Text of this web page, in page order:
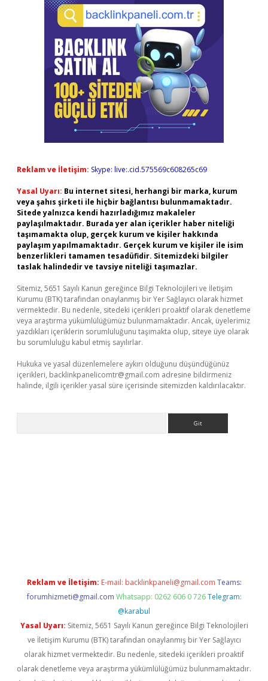
Reklam ve İletişim: Skype: live:.cid.575569c608265c69
Yasal Uyarı: Bu internet sitesi, herhangi bir marka, kurum
veya şahıs şirketi ile hiçbir bağlantısı bulunmamaktadır.
Sitede yalnızca kendi hazırladığımız makaleler
paylaşılmaktadır. Burada yer alan içerikler haber niteliği
taşımamakta olup, gerçek kurum ve kişiler hakkında
paylaşım yapılmamaktadır. Gerçek kurum ve kişiler ile isim
benzerlikleri tamamen tesadüfidir. Sitemizdeki bilgiler
taslak halindedir ve tavsiye niteliği taşımazlar.
Sitemiz, 5651 Sayılı Kanun gereğince Bilgi Teknolojileri ve İletişim
Kurumu (BTK) tarafından onaylanmış bir Yer Sağlayıcı olarak hizmet
vermektedir. Bu nedenle, sitedeki içerikleri proaktif olarak denetleme
veya araştırma yükümlülüğümüz bulunmamaktadır. Ancak, üyelerimiz
yazdıkları içeriklerin sorumluluğunu taşımakta olup, siteye üye olarak
bu sorumluluğu kabul etmiş sayılırlar.
Hukuka ve yasal düzenlemelere aykırı olduğunu düşündüğünüz
içerikleri, backlinkpanelicomtr@gmail.com adresine bildirmeniz
halinde, ilgili içerikler yasal süre içerisinde sitemizden kaldırılacaktır.
Reklam ve İletişim: E-mail: backlinkpaneli@gmail.com Teams:
forumhizmeti@gmail.com Whatsapp: 0262 606 0 726 Telegram:
@karabul
Yasal Uyarı: Sitemiz, 5651 Sayılı Kanun gereğince Bilgi Teknolojileri
ve İletişim Kurumu (BTK) tarafından onaylanmış bir Yer Sağlayıcı
olarak hizmet vermektedir. Bu nedenle, sitedeki içerikleri proaktif
olarak denetleme veya araştırma yükümlülüğümüz bulunmamaktadır.